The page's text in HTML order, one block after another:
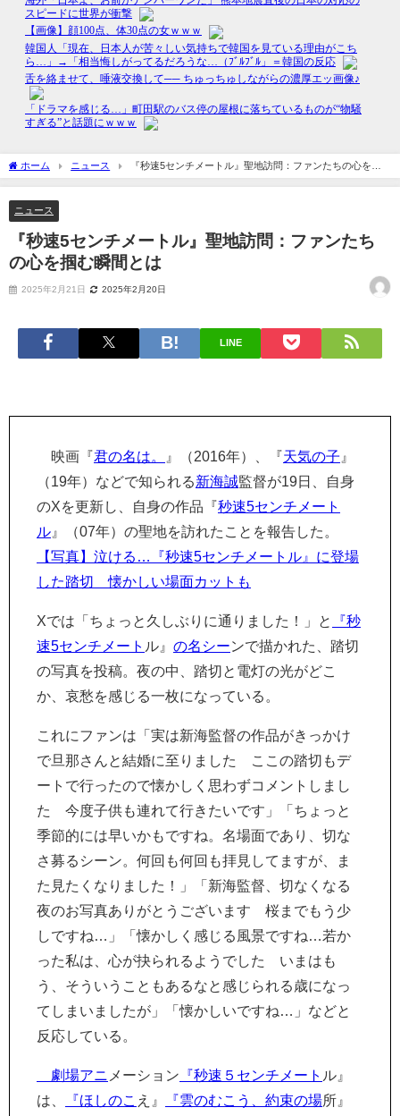
ホーム ニュース
『秒速5センチメートル』聖地訪問：ファンたちの心を掴
む瞬間とは
ニュース
『秒速5センチメートル』聖地訪問：ファンたち
の心を掴む瞬間とは
2025年2月21日 2025年2月20日
LINE
映画『君の名は。 』（2016年）、『天気の子 』
（19年）などで知られる新海誠監督が19日、自身
のXを更新し、自身の作品『秒速5センチメート
ル 』（07年）の聖地を訪れたことを報告した。
【写真】泣ける…『秒速5センチメートル』に登場
した踏切 懐かしい場面カットも
Xでは「ちょっと久しぶりに通りました！」と
『秒
速5センチメート ル』 の名シーンで描かれた、踏切
の写真を投稿。夜の中、踏切と電灯の光がどこ
か、哀愁を感じる一枚になっている。
これにファンは「実は新海監督の作品がきっかけ
で旦那さんと結婚に至りました ここの踏切もデ
ートで行ったので懐かしく思わずコメントしまし
た 今度子供も連れて行きたいです」「ちょっと
季節的には早いかもですね。名場面であり、切な
さ募るシーン。何回も何回も拝見してますが、ま
た見たくなりました！」「新海監督、切なくなる
夜のお写真ありがとうございます 桜までもう少
しですね…」「懐かしく感じる風景ですね…若か
った私は、心が抉られるようでした いまはも
う、そういうこともあるなと感じられる歳になっ
てしまいましたが」「懐かしいですね…」などと
反応している。
劇場アニ メーション 『秒速５センチメート ル』
は、
『ほしのこ え』 『雲のむこう、約束の場所』